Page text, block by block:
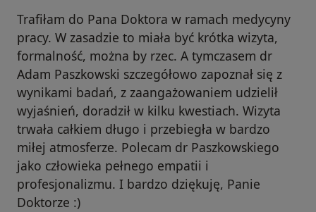
Trafiłam do Pana Doktora w ramach medycyny
pracy. W zasadzie to miała być krótka wizyta,
formalność, można by rzec. A tymczasem dr
Adam Paszkowski szczegółowo zapoznał się z
wynikami badań, z zaangażowaniem udzielił
wyjaśnień, doradził w kilku kwestiach. Wizyta
trwała całkiem długo i przebiegła w bardzo
miłej atmosferze. Polecam dr Paszkowskiego
jako człowieka pełnego empatii i
profesjonalizmu. I bardzo dziękuję, Panie
Doktorze :)